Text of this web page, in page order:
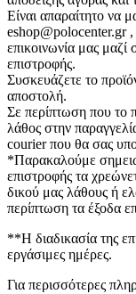
Είναι απαραίτητο να
eshop@polocenter.gr
επικοινωνία μας
επιστροφής.
Συσκευάζετε το
αποστολή.
Σε περίπτωση που το
λάθος στην
courier που θα σας
*Παρακαλούμε
επιστροφής τα
δικού μας λάθους ή
περίπτωση τα έξοδα
**Η διαδικασία της
εργάσιμες ημέρες.
Για περισσότερες